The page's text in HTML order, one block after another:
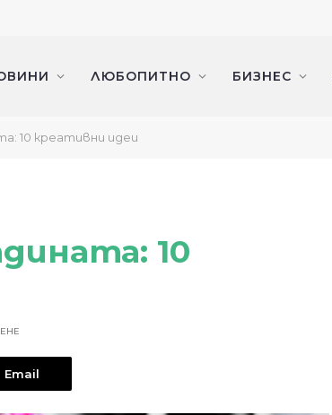
ЛЮБОПИТНО БИЗНЕС
10 креативни идеи
10
Email